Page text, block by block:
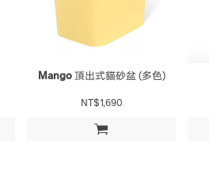
加入購物車
Mango 頂出式貓砂盆 (多色)
NT$1,690